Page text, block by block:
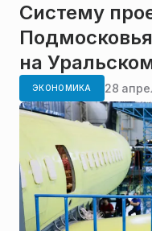
Систему
на
ЭКОНОМИКА 28